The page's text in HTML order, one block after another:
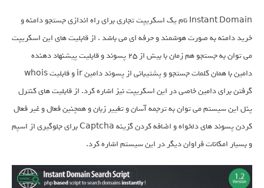
Instant Domain نام یک اسکریپت تجاری برای راه اندازی جستجو دامنه و
خرید دامنه به صورت هوشمند و حرفه ای می باشد . از قابلیت های این اسکریپت
می توان به جستجو هم زمان با بیش از 25 پسوند و قابلیت پیشنهاد دهنده
دامین با همان کلمات جستجو و پشتیبانی از پسوند دامین ir و قابلیت whois
گرفتن برای دامین خاصی در این اسکریپت نیز اشاره کرد. از قابلیت های کنترل
پنل این سیستم می توان به ترجمه آسان و تغییر زبان و همچنین فعال و غیر فعال
کردن پسوند های دلخواه و اضافه کردن گزینه Captcha برای جلوگیری از اسپم
و بسیار امکانات فراوان دیگر در این سیستم اشاره کرد.